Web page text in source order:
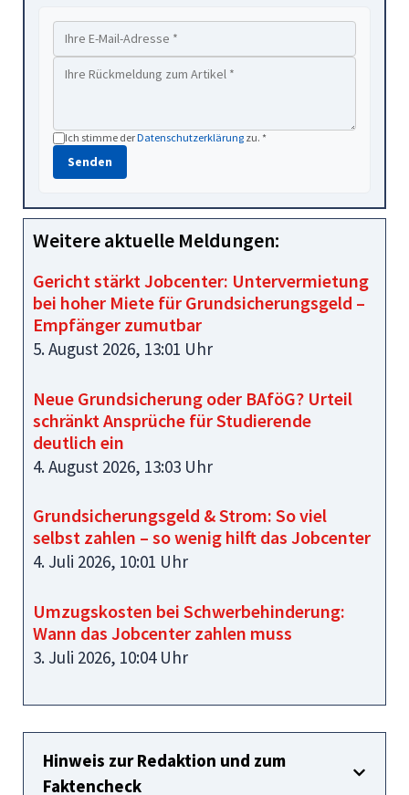
Ich stimme derDatenschutzerklärung zu. *
Senden
Weitere aktuelle Meldungen:
Gericht stärkt Jobcenter: Untervermietung
bei hoher Miete für Grundsicherungsgeld –
Empfänger zumutbar
5. August 2026, 13:01 Uhr
Neue Grundsicherung oder BAföG? Urteil
schränkt Ansprüche für Studierende
deutlich ein
4. August 2026, 13:03 Uhr
Grundsicherungsgeld & Strom: So viel
selbst zahlen – so wenig hilft das Jobcenter
4. Juli 2026, 10:01 Uhr
Umzugskosten bei Schwerbehinderung:
Wann das Jobcenter zahlen muss
3. Juli 2026, 10:04 Uhr
Hinweis zur Redaktion und zum
Faktencheck